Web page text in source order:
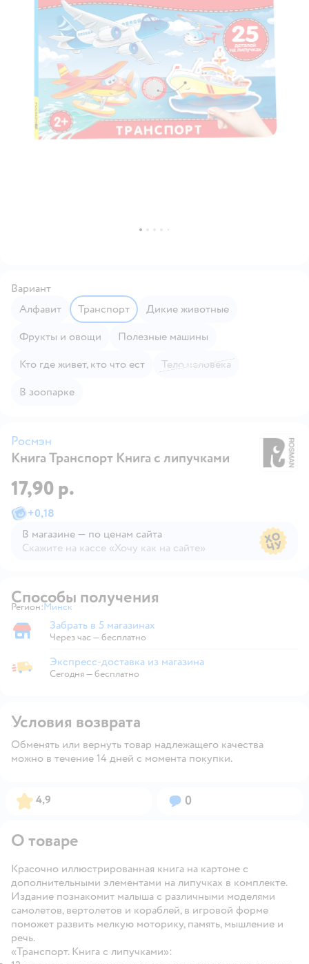
Вариант
Алфавит
Транспорт
Дикие животные
Фрукты и овощи
Полезные машины
Кто где живет, кто что ест
Тело человека
В зоопарке
Росмэн
Книга Транспорт Книга с липучками
17,90 р.
+0,18
В магазине — по ценам сайта
Скажите на кассе «Хочу как на сайте»
Способы получения
Регион: Выбор адреса доставки.
Минск
Забрать в магазине
Забрать в 5 магазинах
Через час — бесплатно
Экспресс-доставка из магазина
Экспресс-доставка из магазина
Сегодня—бесплатно
Условия возврата
Обменять или вернуть товар надлежащего качества
можно в течение 14 дней с момента покупки.
Рейтинг:
4,9 Вопросов:
0
О товаре
Красочно иллюстрированная книга на картоне с
дополнительными элементами на липучках в комплекте.
Издание познакомит малыша с различными моделями
самолетов, вертолетов и кораблей, в игровой форме
поможет развить мелкую моторику, память, мышление и
речь.
«Транспорт. Книга с липучками»: